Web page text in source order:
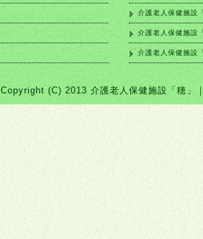
介護老人保健施設
介護老人保健施設
介護老人保健施設
Copyright (C) 2013 介護老人保健施設「穂